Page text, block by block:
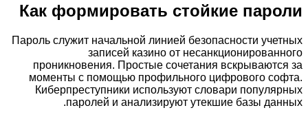
Как формировать стойкие пароли
Пароль служит начальной линией безопасности учетных
записей казино от несанкционированного
проникновения. Простые сочетания вскрываются за
моменты с помощью профильного цифрового софта.
Киберпреступники используют словари популярных
паролей и анализируют утекшие базы данных.